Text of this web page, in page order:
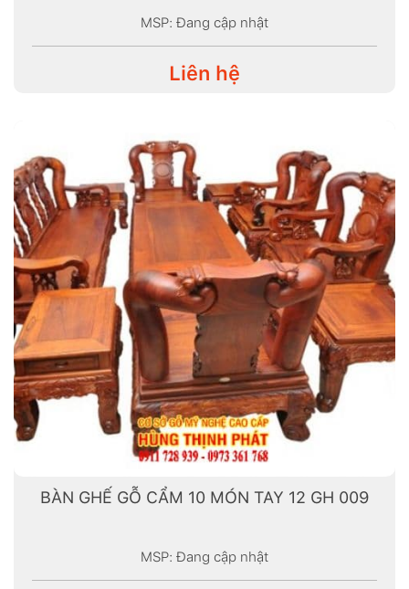
MSP: Đang cập nhật
Liên hệ
BÀN GHẾ GỖ CẨM 10 MÓN TAY 12 GH 009
MSP: Đang cập nhật